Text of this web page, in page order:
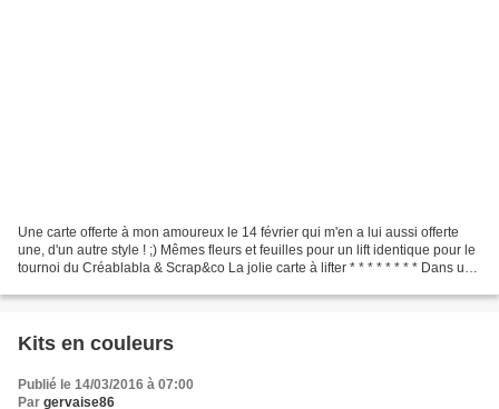
Une carte offerte à mon amoureux le 14 février qui m'en a lui aussi offerte
une, d'un autre style ! ;) Mêmes fleurs et feuilles pour un lift identique pour le
tournoi du Créablabla & Scrap&co La jolie carte à lifter * * * * * * * * Dans un
Kits en couleurs
Publié le 14/03/2016 à 07:00
Par gervaise86